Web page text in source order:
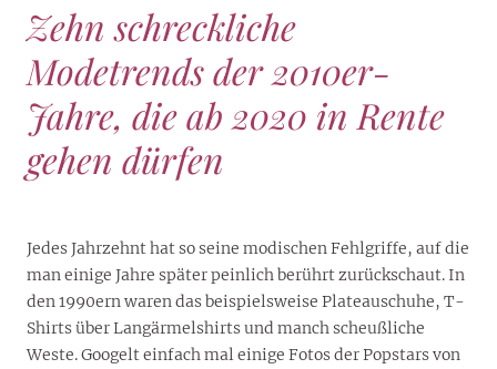
Zehn schreckliche
Modetrends der 2010er-
Jahre, die ab 2020 in Rente
gehen dürfen
Jedes Jahrzehnt hat so seine modischen Fehlgriffe, auf die
man einige Jahre später peinlich berührt zurückschaut. In
den 1990ern waren das beispielsweise Plateauschuhe, T-
Shirts über Langärmelshirts und manch scheußliche
Weste. Googelt einfach mal einige Fotos der Popstars von